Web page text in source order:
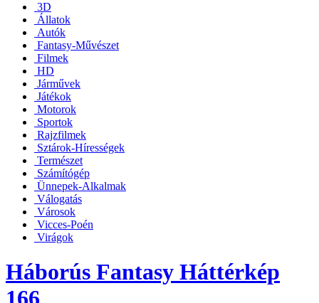
3D
Állatok
Autók
Fantasy-Művészet
Filmek
HD
Járművek
Játékok
Motorok
Sportok
Rajzfilmek
Sztárok-Hírességek
Természet
Számítógép
Ünnepek-Alkalmak
Válogatás
Városok
Vicces-Poén
Virágok
Háborús Fantasy Háttérkép